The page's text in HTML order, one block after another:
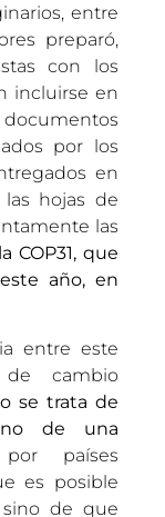
entre
preparó,
con los
incluirse en
por los
en
hojas de
las
COP31, que
año, en
entre este
cambio
se trata de
de una
países
es posible
sino de que